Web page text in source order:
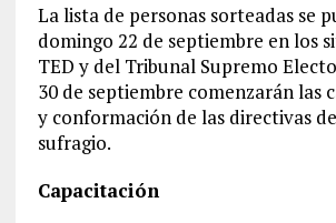
La lista de personas sorteadas se
domingo 22 de septiembre en los
TED y del Tribunal Supremo
30 de septiembre comenzarán las
y conformación de las directivas
sufragio.
Capacitación